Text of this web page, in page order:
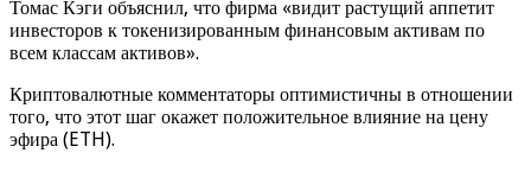
Томас Кэги объяснил, что фирма «видит растущий аппетит
инвесторов к токенизированным финансовым активам по
всем классам активов».
Криптовалютные комментаторы оптимистичны в отношении
того, что этот шаг окажет положительное влияние на цену
эфира (ETH).